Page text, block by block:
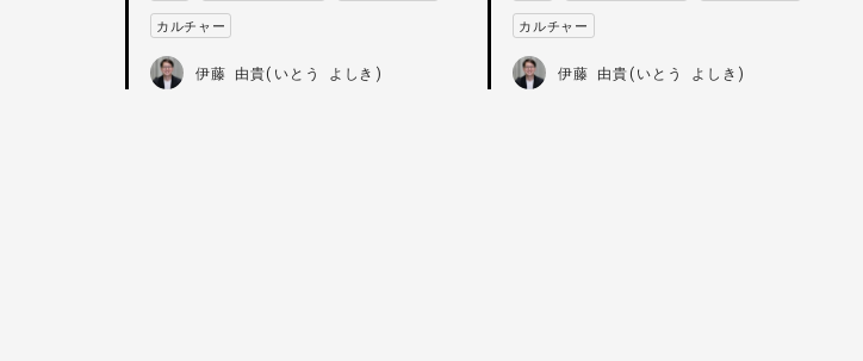
カルチャー
伊藤 由貴(いとう よしき)
カルチャー
伊藤 由貴(いとう よしき)